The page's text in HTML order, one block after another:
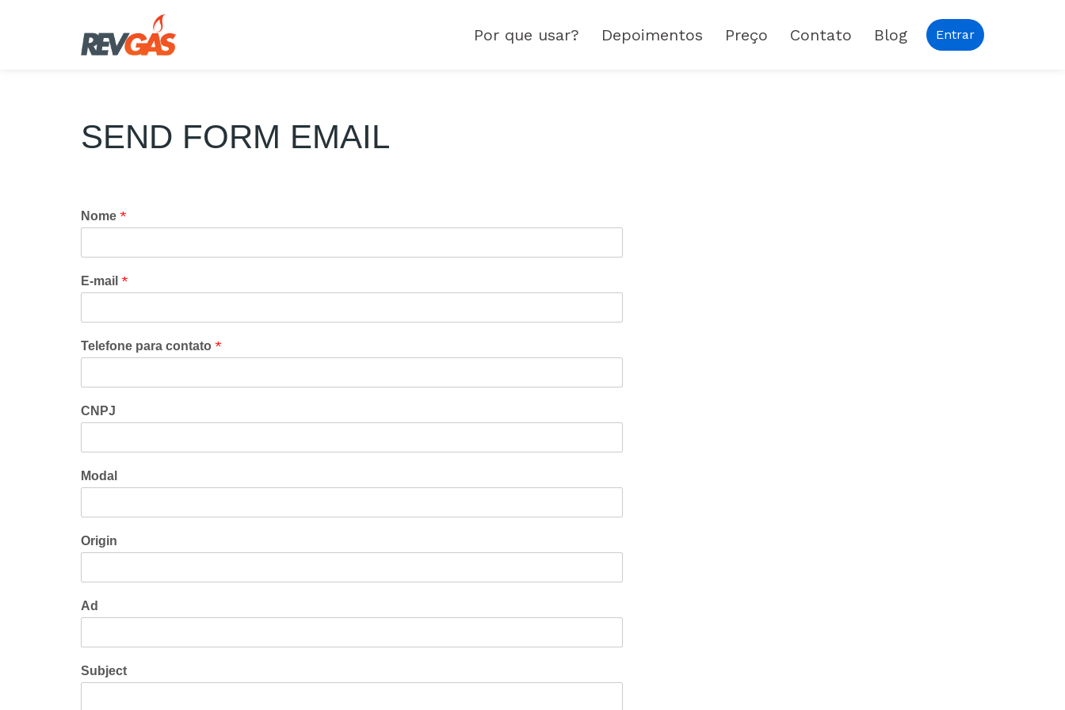
Por que usar? Depoimentos Preço Contato Blog Entrar
SEND FORM EMAIL
Nome *
E-mail *
Telefone para contato *
CNPJ
Modal
Origin
Ad
Subject